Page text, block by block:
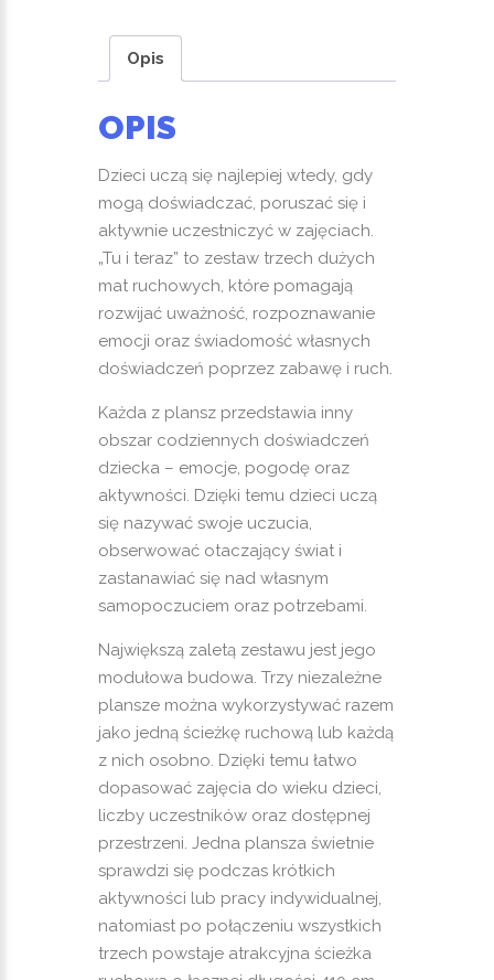
zabaw
ruchowych
zajęć
Opis
OPIS
Dzieci uczą się najlepiej wtedy, gdy
mogą doświadczać, poruszać się i
aktywnie uczestniczyć w zajęciach.
„Tu i teraz” to zestaw trzech dużych
mat ruchowych, które pomagają
rozwijać uważność, rozpoznawanie
emocji oraz świadomość własnych
doświadczeń poprzez zabawę i ruch.
Każda z plansz przedstawia inny
obszar codziennych doświadczeń
dziecka – emocje, pogodę oraz
aktywności. Dzięki temu dzieci uczą
się nazywać swoje uczucia,
obserwować otaczający świat i
zastanawiać się nad własnym
samopoczuciem oraz potrzebami.
Największą zaletą zestawu jest jego
modułowa budowa. Trzy niezależne
plansze można wykorzystywać razem
jako jedną ścieżkę ruchową lub każdą
z nich osobno. Dzięki temu łatwo
dopasować zajęcia do wieku dzieci,
liczby uczestników oraz dostępnej
przestrzeni. Jedna plansza świetnie
sprawdzi się podczas krótkich
aktywności lub pracy indywidualnej,
natomiast po połączeniu wszystkich
trzech powstaje atrakcyjna ścieżka